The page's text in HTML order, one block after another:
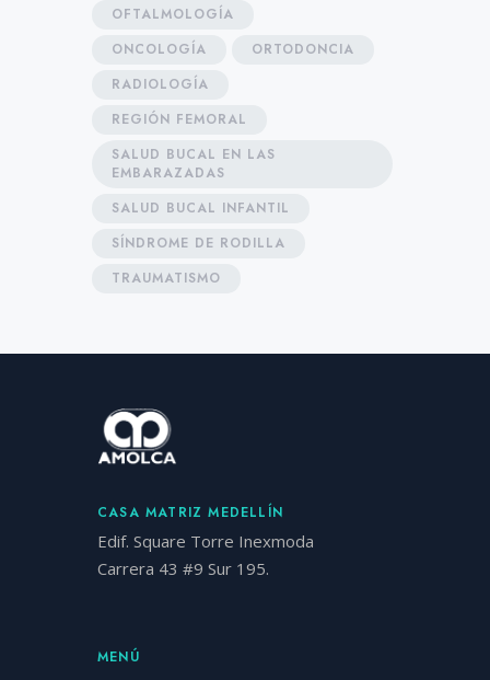
OFTALMOLOGÍA
ONCOLOGÍA
ORTODONCIA
RADIOLOGÍA
REGIÓN FEMORAL
SALUD BUCAL EN LAS
EMBARAZADAS
SALUD BUCAL INFANTIL
SÍNDROME DE RODILLA
TRAUMATISMO
CASA MATRIZ MEDELLÍN
Edif. Square Torre Inexmoda
Carrera 43 #9 Sur 195.
MENÚ